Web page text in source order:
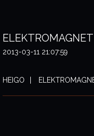
2013-03-11 21:07:59
HEIGO